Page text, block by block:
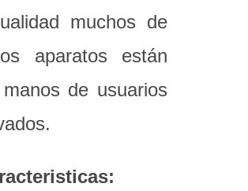
muchos de
aparatos están
de usuarios